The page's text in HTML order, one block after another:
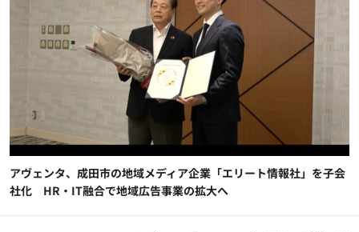
アヴェンタ、成田市の地域メディア企業「エリート情報社」を子会
社化 HR・IT融合で地域広告事業の拡大へ